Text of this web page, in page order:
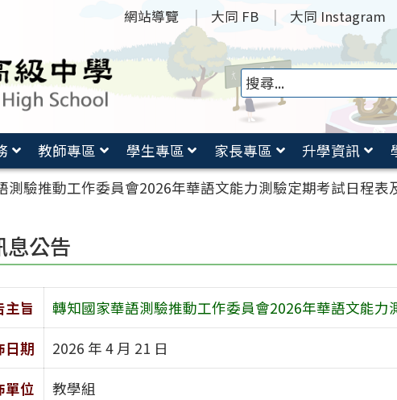
網站導覽 大同 FB 大同 Instagram
教師專區 學生專區 家長專區 升學資訊
測驗推動工作委員會2026年華語文能力測驗定期考試日程表
息公告
主旨
轉知國家華語測驗推動工作委員會2026年華語文能
日期
2026 年 4 月 21 日
單位
教學組